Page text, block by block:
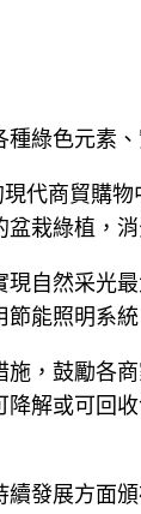
綠色元素
代商貿購
栽綠植，
自然采光
能照明系統
，鼓勵各
解或可回
發展方面